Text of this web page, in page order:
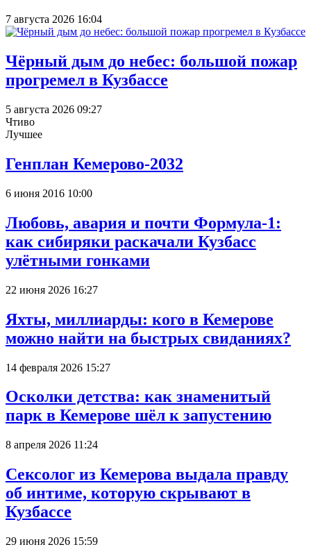
7 августа 2026 16:04
Чёрный дым до небес: большой пожар
прогремел в Кузбассе
5 августа 2026 09:27
Чтиво
Лучшее
Генплан Кемерово-2032
6 июня 2016 10:00
Любовь, авария и почти Формула-1:
как сибиряки раскачали Кузбасс
улётными гонками
22 июня 2026 16:27
Яхты, миллиарды: кого в Кемерове
можно найти на быстрых свиданиях?
14 февраля 2026 15:27
Осколки детства: как знаменитый
парк в Кемерове шёл к запустению
8 апреля 2026 11:24
Сексолог из Кемерова выдала правду
об интиме, которую скрывают в
Кузбассе
29 июня 2026 15:59